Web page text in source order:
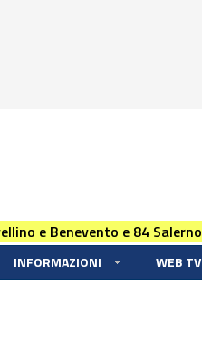
e Benevento e 84 Salerno
INFORMAZIONI WEB TV